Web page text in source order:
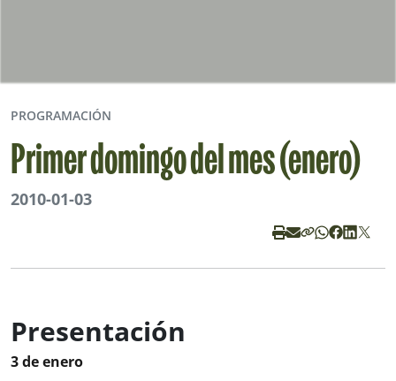
PROGRAMACIÓN
Primer domingo del mes (enero)
2010-01-03
Presentación
3 de enero